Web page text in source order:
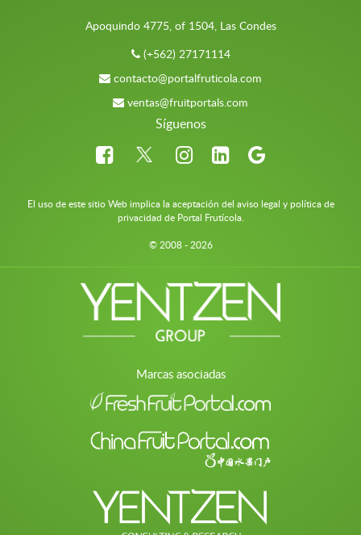
Apoquindo 4775, of 1504, Las Condes
(+562) 27171114
contacto@portalfruticola.com
ventas@fruitportals.com
Síguenos
El uso de este sitio Web implica la aceptación del aviso legal y política de
privacidad de Portal Frutícola.
© 2008 - 2026
Marcas asociadas